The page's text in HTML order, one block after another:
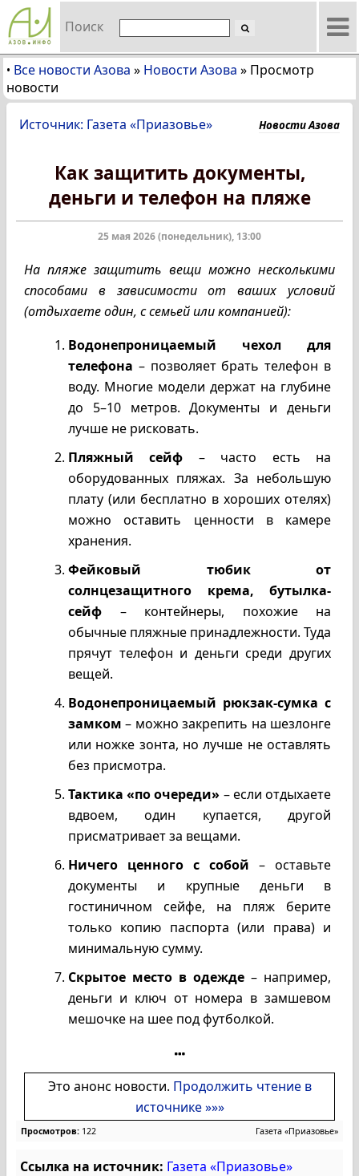
Поиск
• Все новости Азова » Новости Азова » Просмотр
новости
Источник: Газета «Приазовье» Новости Азова
Как защитить документы,
деньги и телефон на пляже
25 мая 2026 (понедельник), 13:00
На пляже защитить вещи можно несколькими
способами в зависимости от ваших условий
(отдыхаете один, с семьей или компанией):
Водонепроницаемый чехол для
телефона – позволяет брать телефон в
воду. Многие модели держат на глубине
до 5–10 метров. Документы и деньги
лучше не рисковать.
Пляжный сейф – часто есть на
оборудованных пляжах. За небольшую
плату (или бесплатно в хороших отелях)
можно оставить ценности в камере
хранения.
Фейковый тюбик от
солнцезащитного крема, бутылка-
сейф – контейнеры, похожие на
обычные пляжные принадлежности. Туда
прячут телефон и деньги среди других
вещей.
Водонепроницаемый рюкзак-сумка с
замком – можно закрепить на шезлонге
или ножке зонта, но лучше не оставлять
без присмотра.
Тактика «по очереди» – если отдыхаете
вдвоем, один купается, другой
присматривает за вещами.
Ничего ценного с собой – оставьте
документы и крупные деньги в
гостиничном сейфе, на пляж берите
только копию паспорта (или права) и
минимальную сумму.
Скрытое место в одежде – например,
деньги и ключ от номера в замшевом
мешочке на шее под футболкой.
Это анонс новости. Продолжить чтение в
источнике »»»
Просмотров: 122 Газета «Приазовье»
Ссылка на источник: Газета «Приазовье»